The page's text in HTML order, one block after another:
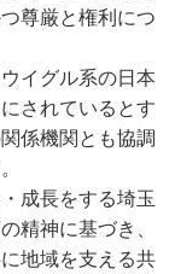
尊厳と権利につ
イグル系の日本
されているとす
係機関とも協調
成長をする埼玉
精神に基づき、
地域を支える共